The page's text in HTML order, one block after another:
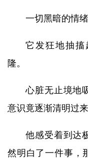
一切黑暗的情
它发狂地抽搐
隆。
心脏无止境地
意识竟逐渐清明过来
他感受着到达
然明白了一件事，